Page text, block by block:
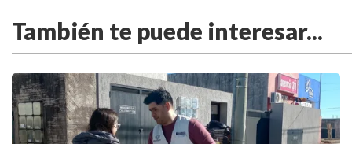
También te puede interesar...